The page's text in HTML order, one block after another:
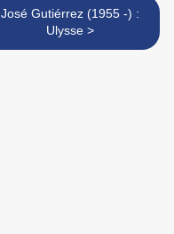
José Gutiérrez (1955 -) :
Ulysse >